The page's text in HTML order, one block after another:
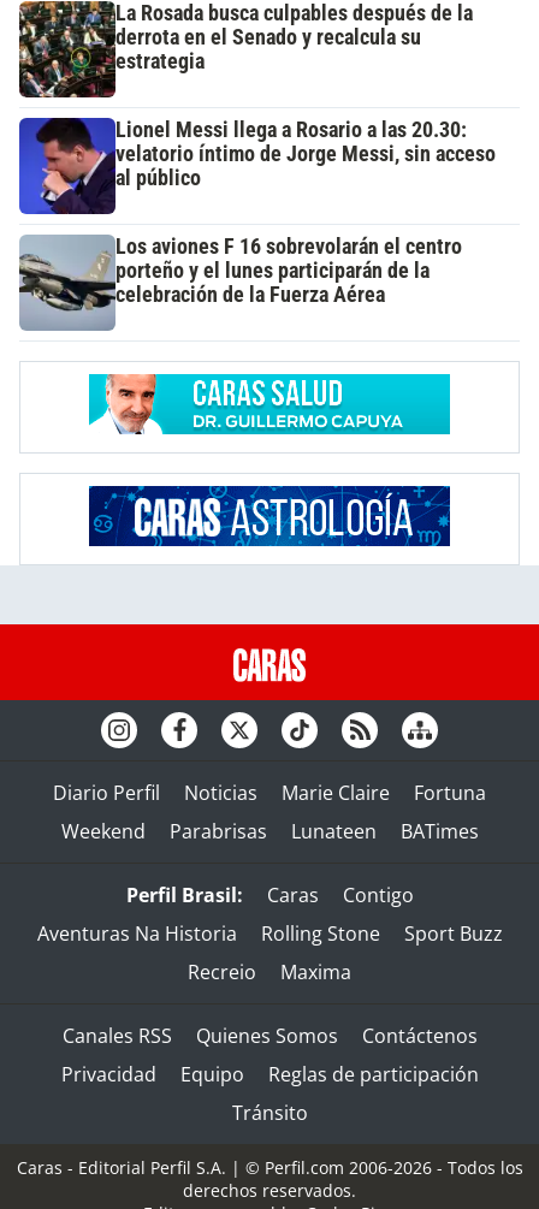
La Rosada busca culpables después de la
derrota en el Senado y recalcula su
estrategia
Lionel Messi llega a Rosario a las 20.30:
velatorio íntimo de Jorge Messi, sin acceso
al público
Los aviones F 16 sobrevolarán el centro
porteño y el lunes participarán de la
celebración de la Fuerza Aérea
Diario Perfil Noticias Marie Claire
Fortuna
Weekend
Parabrisas Lunateen BATimes
Perfil Brasil: Caras
Contigo
Aventuras Na Historia
Rolling Stone
Sport Buzz
Recreio
Maxima
Canales RSS Quienes Somos
Contáctenos
Privacidad
Equipo
Reglas de participación
Tránsito
Caras - Editorial Perfil S.A. | © Perfil.com 2006-2026 - Todos los
derechos reservados.